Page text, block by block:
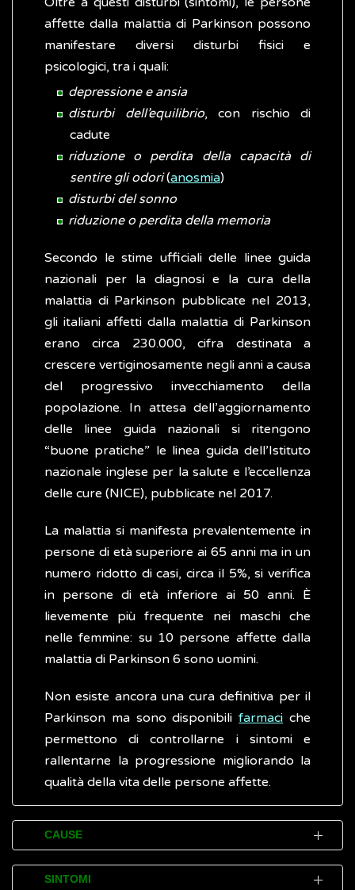
affette dalla malattia di Parkinson possono
manifestare diversi disturbi fisici e
psicologici, tra i quali:
depressione e ansia
disturbi dell’equilibrio, con rischio di
cadute
riduzione o perdita della capacità di
sentire gli odori(anosmia)
disturbi del sonno
riduzione o perdita della memoria
Secondo le stime ufficiali delle linee guida
nazionali per la diagnosi e la cura della
malattia di Parkinson pubblicate nel 2013,
gli italiani affetti dalla malattia di Parkinson
erano circa 230.000, cifra destinata a
crescere vertiginosamente negli anni a causa
del progressivo invecchiamento della
popolazione. In attesa dell’aggiornamento
delle linee guida nazionali si ritengono
“buone pratiche” le linea guida dell’Istituto
nazionale inglese per la salute e l’eccellenza
delle cure (NICE), pubblicate nel 2017.
La malattia si manifesta prevalentemente in
persone di età superiore ai 65 anni ma in un
numero ridotto di casi, circa il 5%, si verifica
in persone di età inferiore ai 50 anni. È
lievemente più frequente nei maschi che
nelle femmine: su 10 persone affette dalla
malattia di Parkinson 6 sono uomini.
Non esiste ancora una cura definitiva per il
Parkinson ma sono disponibilifarmaci che
permettono di controllarne i sintomi e
rallentarne la progressione migliorando la
qualità della vita delle persone affette.
CAUSE
La malattia di Parkinson è causata dalla
SINTOMI